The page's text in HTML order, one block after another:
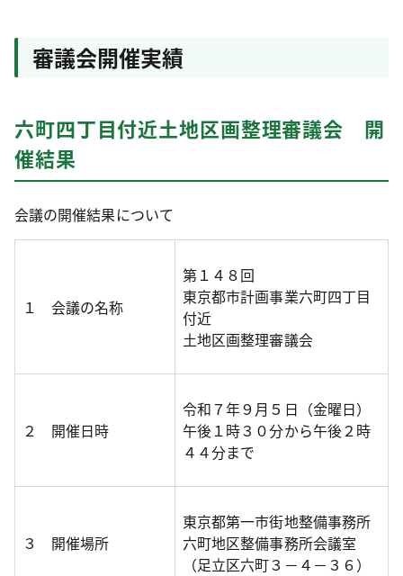
審議会開催実績
六町四丁目付近土地区画整理審議会 開
催結果
会議の開催結果について
１ 会議の名称
第１４８回
東京都市計画事業六町四丁目
付近
土地区画整理審議会
２ 開催日時
令和７年９月５日（金曜日）
午後１時３０分から午後２時
４４分まで
３ 開催場所
東京都第一市街地整備事務所
六町地区整備事務所会議室
（足立区六町３－４－３６）